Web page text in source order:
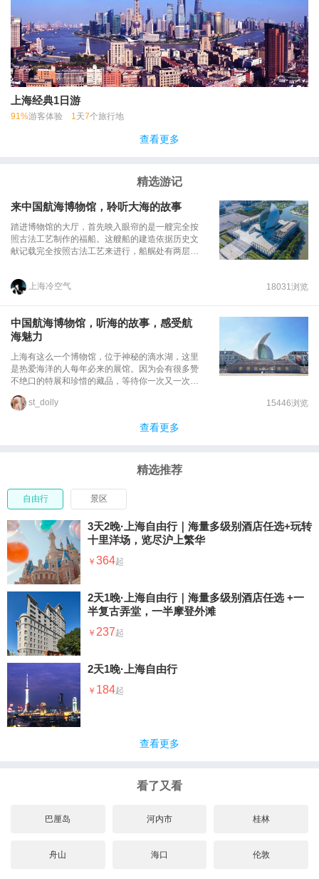
上海经典1日游
91%游客体验 1天7个旅行地
查看更多
精选游记
来中国航海博物馆，聆听大海的故事
踏进博物馆的大厅，首先映入眼帘的是一艘完全按
照古法工艺制作的福船。这艘船的建造依据历史文
献记载完全按照古法工艺来进行，船艉处有两层艉
造船技术。馆内展区分为三层，第一层设置了航海
馆、军事航海馆，以及航海体育与休闲专题展区。
博物馆还建有天象馆、4D影院和儿童活动中心。
上海冷空气 18031浏览
中国航海博物馆，听海的故事，感受航
海魅力
上海有这么一个博物馆，位于神秘的滴水湖，这里
是热爱海洋的人每年必来的展馆。因为会有很多赞
不绝口的特展和珍惜的藏品，等待你一次又一次的
发现~一个特展，就会让我有一次来打卡的理由，
这次的特展，是“泰兴”号沉船出水文物展~来到中国
外观，如同两叶启航中的巨大风帆，遨游在大海之
st_dolly 15446浏览
查看更多
精选推荐
自由行 景区
3天2晚·上海自由行｜海量多级别酒店任选+玩转
十里洋场，览尽沪上繁华
364
2天1晚·上海自由行｜海量多级别酒店任选 +一
半复古弄堂，一半摩登外滩
237
2天1晚·上海自由行
184
查看更多
看了又看
巴厘岛 河内市 桂林
舟山 海口 伦敦